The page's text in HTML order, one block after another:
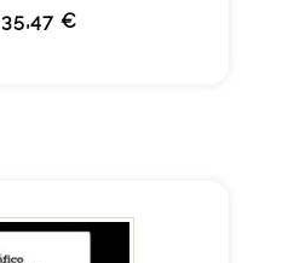
35,47 €